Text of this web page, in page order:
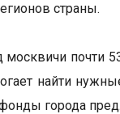
страны.
москвичи почти
найти
города